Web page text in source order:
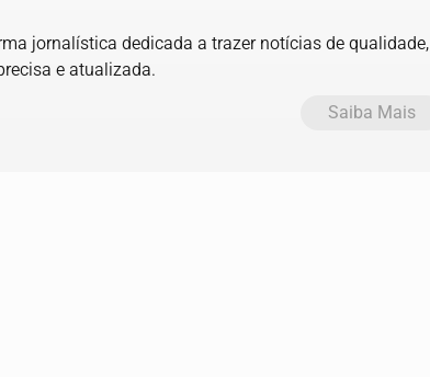
jornalística dedicada a trazer notícias de qualidade,
e atualizada.
Saiba Mais